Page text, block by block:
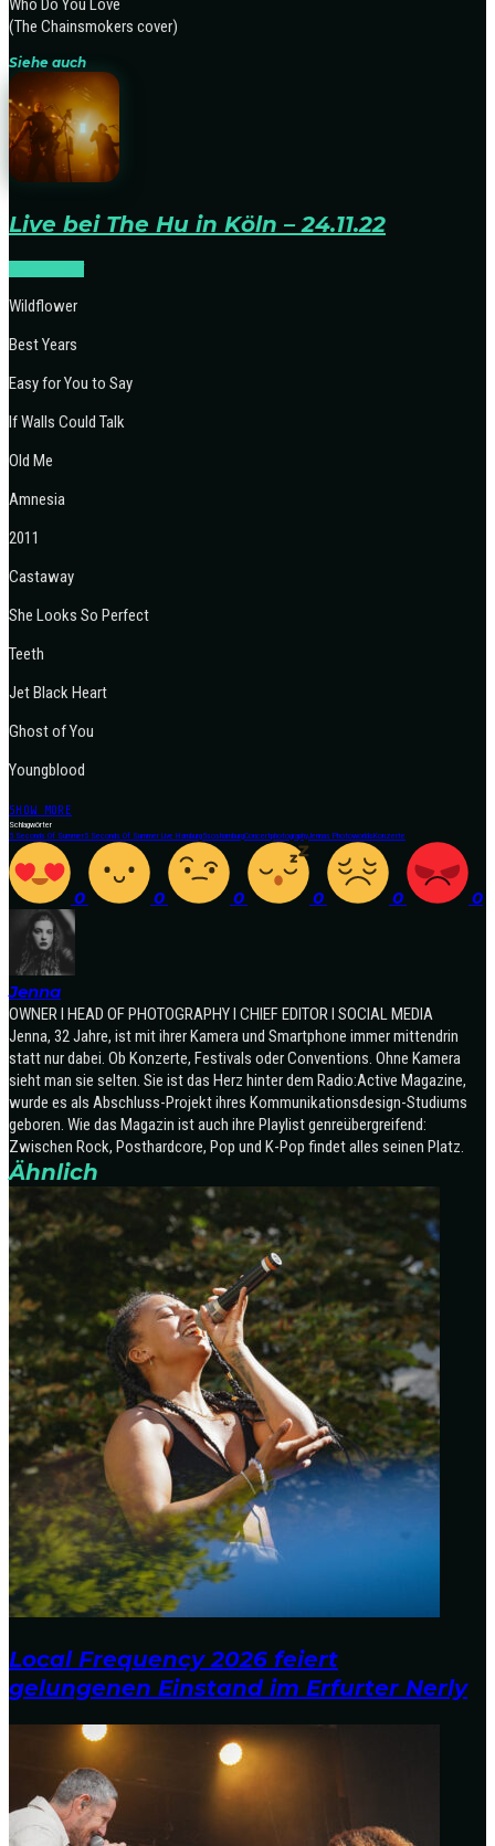
Who Do You Love
(The Chainsmokers cover)
Siehe auch
Live bei The Hu in Köln – 24.11.22
Wildflower
Best Years
Easy for You to Say
If Walls Could Talk
Old Me
Amnesia
2011
Castaway
She Looks So Perfect
Teeth
Jet Black Heart
Ghost of You
Youngblood
SHOW MORE
Schlagwörter
5 Seconds Of Summer5 Seconds Of Summer Live Hamburg5soshamburgConcertphotographyJennas PhotoworldsKonzerte
0 0 0 0 0 0
Jenna
OWNER I HEAD OF PHOTOGRAPHY I CHIEF EDITOR I SOCIAL MEDIA
Jenna, 32 Jahre, ist mit ihrer Kamera und Smartphone immer mittendrin
statt nur dabei. Ob Konzerte, Festivals oder Conventions. Ohne Kamera
sieht man sie selten. Sie ist das Herz hinter dem Radio:Active Magazine,
wurde es als Abschluss-Projekt ihres Kommunikationsdesign-Studiums
geboren. Wie das Magazin ist auch ihre Playlist genreübergreifend:
Zwischen Rock, Posthardcore, Pop und K-Pop findet alles seinen Platz.
Ähnlich
Local Frequency 2026 feiert
gelungenen Einstand im Erfurter Nerly